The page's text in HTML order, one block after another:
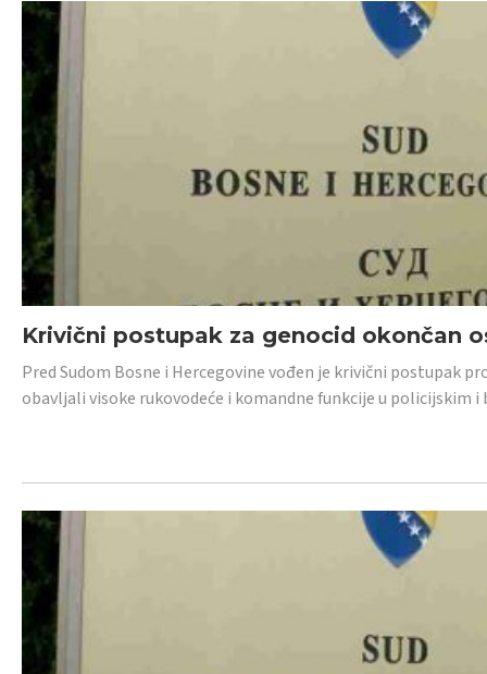
Krivični postupak za genocid okončan
Pred Sudom Bosne i Hercegovine vođen je krivični postupak
obavljali visoke rukovodeće i komandne funkcije u policijskim